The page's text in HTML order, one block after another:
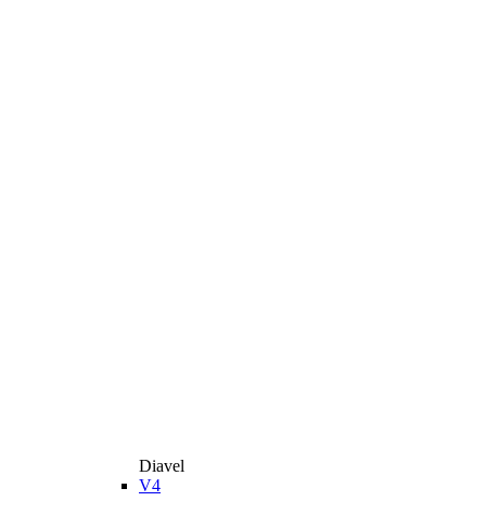
Diavel
V4